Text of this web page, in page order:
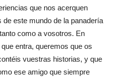
que nos acerquen
este mundo de la panadería
como a vosotros. En
entra, queremos que os
vuestras historias, y que
ese amigo que siempre